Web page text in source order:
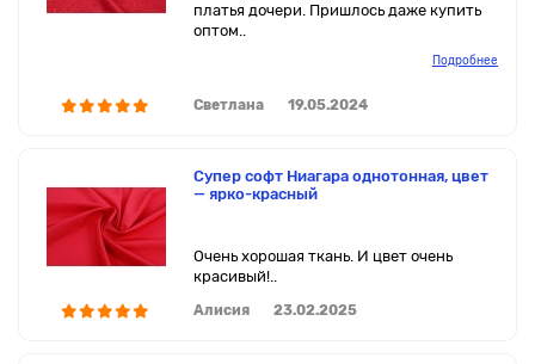
платья дочери. Пришлось даже купить
оптом..
Подробнее
Светлана 19.05.2024
Супер софт Ниагара однотонная, цвет
— ярко-красный
Очень хорошая ткань. И цвет очень
красивый!..
Алисия 23.02.2025